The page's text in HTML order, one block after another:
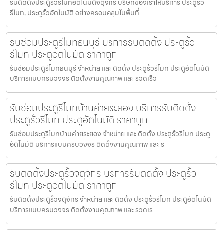
รับติดตั้งประตูรั้วรีโมทอัตโนมัติจตุจักร บริษัทของเราให้บริการ ประตูรั้ว
รีโมท, ประตูรั้วอัตโนมัติ อย่างครอบคลุมในพื้นที่
รับซ่อมประตูรีโมทธนบุรี บริการรับติดตั้ง ประตูรั้ว
รีโมท ประตูอัตโนมัติ ราคาถูก
รับซ่อมประตูรีโมทธนบุรี จำหน่าย และ ติดตั้ง ประตูรั้วรีโมท ประตูอัตโนมัติ
บริการแบบครบวงจร ติดตั้งงานคุณภาพ และ รวดเร็ว
รับซ่อมประตูรีโมทบ้านค่ายระยอง บริการรับติดตั้ง
ประตูรั้วรีโมท ประตูอัตโนมัติ ราคาถูก
รับซ่อมประตูรีโมทบ้านค่ายระยอง จำหน่าย และ ติดตั้ง ประตูรั้วรีโมท ประตู
อัตโนมัติ บริการแบบครบวงจร ติดตั้งงานคุณภาพ และ ร
รับติดตั้งประตูรั้วจตุจักร บริการรับติดตั้ง ประตูรั้ว
รีโมท ประตูอัตโนมัติ ราคาถูก
รับติดตั้งประตูรั้วจตุจักร จำหน่าย และ ติดตั้ง ประตูรั้วรีโมท ประตูอัตโนมัติ
บริการแบบครบวงจร ติดตั้งงานคุณภาพ และ รวดเร